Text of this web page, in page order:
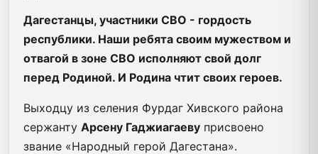
Дагестанцы, участники СВО - гордость
республики. Наши ребята своим мужеством и
отвагой в зоне СВО исполняют свой долг
перед Родиной. И Родина чтит своих героев.
Выходцу из селения Фурдаг Хивского района
сержанту Арсену Гаджиагаеву присвоено
звание «Народный герой Дагестана».